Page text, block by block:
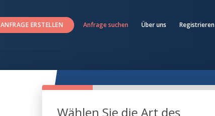
ANFRAGE ERSTELLEN Anfrage suchen Über uns Registrieren
Wählen Sie die Art des